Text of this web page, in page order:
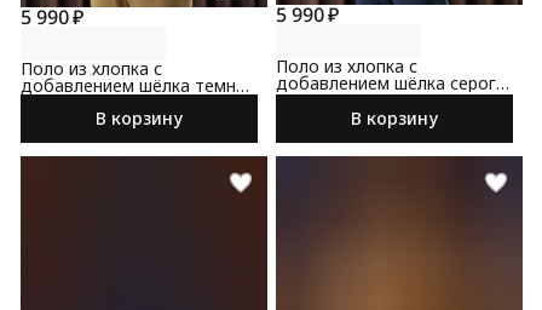
5 990 ₽
Поло из хлопка с
добавлением шёлка темно-
зеленого цвета
В корзину
5 990 ₽
Поло из хлопка с
добавлением шёлка серого
цвета
В корзину